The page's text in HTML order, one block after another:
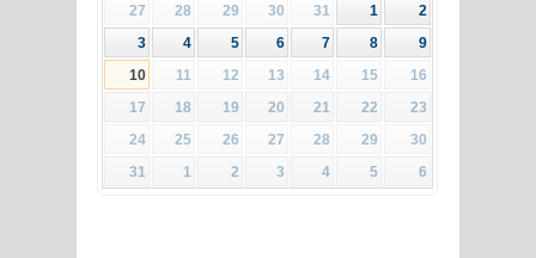
27 28 29 30 31 1
2
3
4 5 6 7 8
9
10
11 12 13 14 15
16
17
18 19 20 21 22
23
24
25 26 27 28 29
30
31
1 2 3 4 5 6